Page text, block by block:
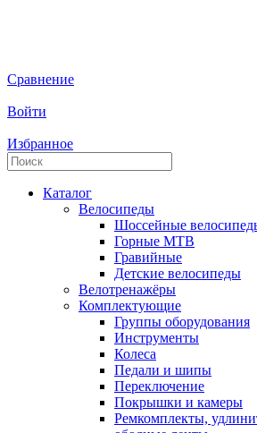
Сравнение
Войти
Избранное
Каталог
Велосипеды
Шоссейные
Горные МTB
Гравийные
Детские велосипеды
Велотренажёры
Комплектующие
Группы оборудования
Инструменты
Колеса
Педали и шипы
Переключение
Покрышки и камеры
Ремкомплекты,